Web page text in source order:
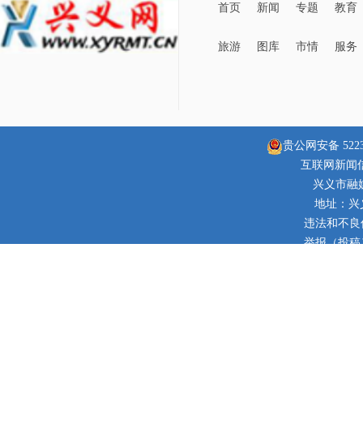
首页 新闻 专题 教育
旅游 图库 市情 服务
贵公网安备
互联网新闻
兴义市融
地址：兴
违法和不良
举报（投稿